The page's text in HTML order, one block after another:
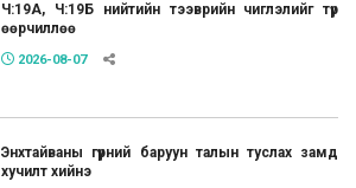
Ч:19А, Ч:19Б нийтийн тээврийн чиглэлийг түр
өөрчиллөө
2026-08-07
Энхтайваны гүүрний баруун талын туслах замд
хучилт хийнэ